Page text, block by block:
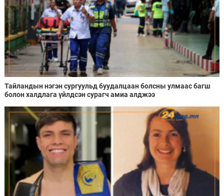
Тайландын нэгэн сургуульд буудалцаан болсны улмаас багш
болон халдлага үйлдсэн сурагч амиа алджээ